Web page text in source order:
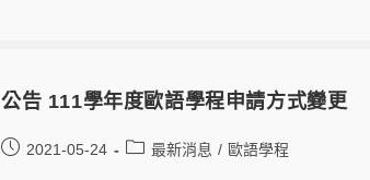
公告 111學年度歐語學程申請方式變更
2021-05-24 最新消息 / 歐語學程